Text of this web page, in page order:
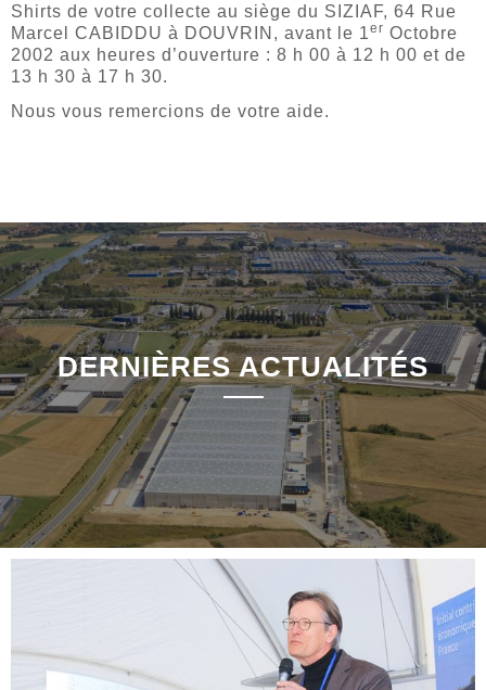
Shirts de votre collecte au siège du SIZIAF, 64 Rue
Marcel CABIDDU à DOUVRIN, avant le 1er Octobre
2002 aux heures d’ouverture : 8 h 00 à 12 h 00 et de
13 h 30 à 17 h 30.
Nous vous remercions de votre aide.
DERNIÈRES ACTUALITÉS